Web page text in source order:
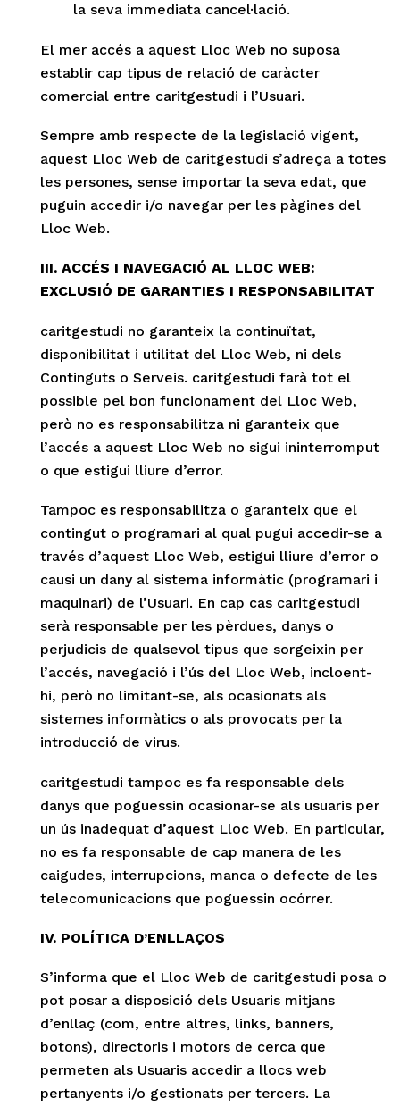
la seva immediata cancel·lació.
El mer accés a aquest Lloc Web no suposa
establir cap tipus de relació de caràcter
comercial entre caritgestudi i l’Usuari.
Sempre amb respecte de la legislació vigent,
aquest Lloc Web de caritgestudi s’adreça a totes
les persones, sense importar la seva edat, que
puguin accedir i/o navegar per les pàgines del
Lloc Web.
III. ACCÉS I NAVEGACIÓ AL LLOC WEB:
EXCLUSIÓ DE GARANTIES I RESPONSABILITAT
caritgestudi no garanteix la continuïtat,
disponibilitat i utilitat del Lloc Web, ni dels
Continguts o Serveis. caritgestudi farà tot el
possible pel bon funcionament del Lloc Web,
però no es responsabilitza ni garanteix que
l’accés a aquest Lloc Web no sigui ininterromput
o que estigui lliure d’error.
Tampoc es responsabilitza o garanteix que el
contingut o programari al qual pugui accedir-se a
través d’aquest Lloc Web, estigui lliure d’error o
causi un dany al sistema informàtic (programari i
maquinari) de l’Usuari. En cap cas caritgestudi
serà responsable per les pèrdues, danys o
perjudicis de qualsevol tipus que sorgeixin per
l’accés, navegació i l’ús del Lloc Web, incloent-
hi, però no limitant-se, als ocasionats als
sistemes informàtics o als provocats per la
introducció de virus.
caritgestudi tampoc es fa responsable dels
danys que poguessin ocasionar-se als usuaris per
un ús inadequat d’aquest Lloc Web. En particular,
no es fa responsable de cap manera de les
caigudes, interrupcions, manca o defecte de les
telecomunicacions que poguessin ocórrer.
IV. POLÍTICA D’ENLLAÇOS
S’informa que el Lloc Web de caritgestudi posa o
pot posar a disposició dels Usuaris mitjans
d’enllaç (com, entre altres, links, banners,
botons), directoris i motors de cerca que
permeten als Usuaris accedir a llocs web
pertanyents i/o gestionats per tercers. La